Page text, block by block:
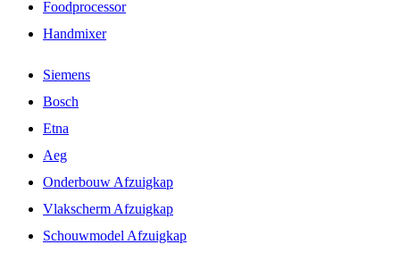
Foodprocessor
Handmixer
Siemens
Bosch
Etna
Aeg
Onderbouw Afzuigkap
Vlakscherm Afzuigkap
Schouwmodel Afzuigkap